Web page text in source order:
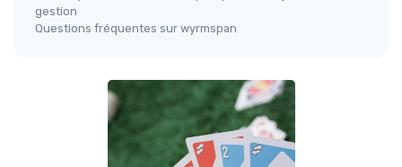
gestion
Questions fréquentes sur wyrmspan